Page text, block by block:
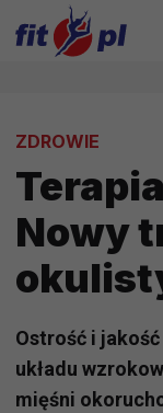
ZDROWIE
Nowy
Ostrość i
układu
mięśni